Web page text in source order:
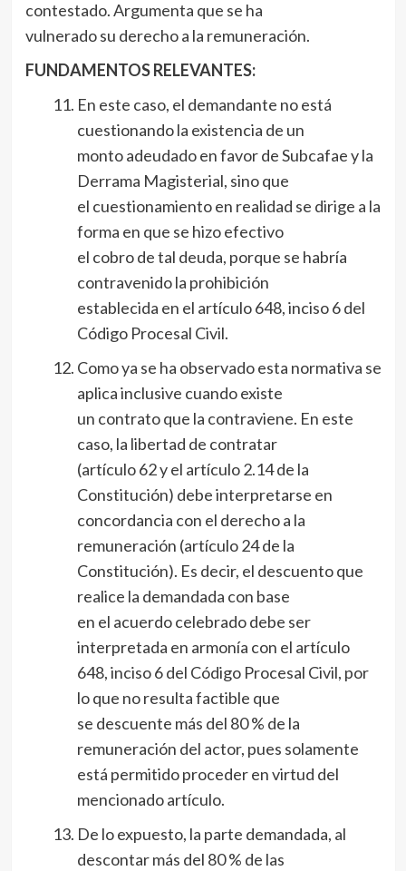
contestado. Argumenta que se ha
vulnerado su derecho a la remuneración.
FUNDAMENTOS RELEVANTES:
En este caso, el demandante no está
cuestionando la existencia de un
monto adeudado en favor de Subcafae y la
Derrama Magisterial, sino que
el cuestionamiento en realidad se dirige a la
forma en que se hizo efectivo
el cobro de tal deuda, porque se habría
contravenido la prohibición
establecida en el artículo 648, inciso 6 del
Código Procesal Civil.
Como ya se ha observado esta normativa se
aplica inclusive cuando existe
un contrato que la contraviene. En este
caso, la libertad de contratar
(artículo 62 y el artículo 2.14 de la
Constitución) debe interpretarse en
concordancia con el derecho a la
remuneración (artículo 24 de la
Constitución). Es decir, el descuento que
realice la demandada con base
en el acuerdo celebrado debe ser
interpretada en armonía con el artículo
648, inciso 6 del Código Procesal Civil, por
lo que no resulta factible que
se descuente más del 80 % de la
remuneración del actor, pues solamente
está permitido proceder en virtud del
mencionado artículo.
De lo expuesto, la parte demandada, al
descontar más del 80 % de las